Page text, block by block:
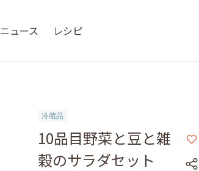
ニュース レシピ
冷蔵品
10品目野菜と豆と雑
穀のサラダセット